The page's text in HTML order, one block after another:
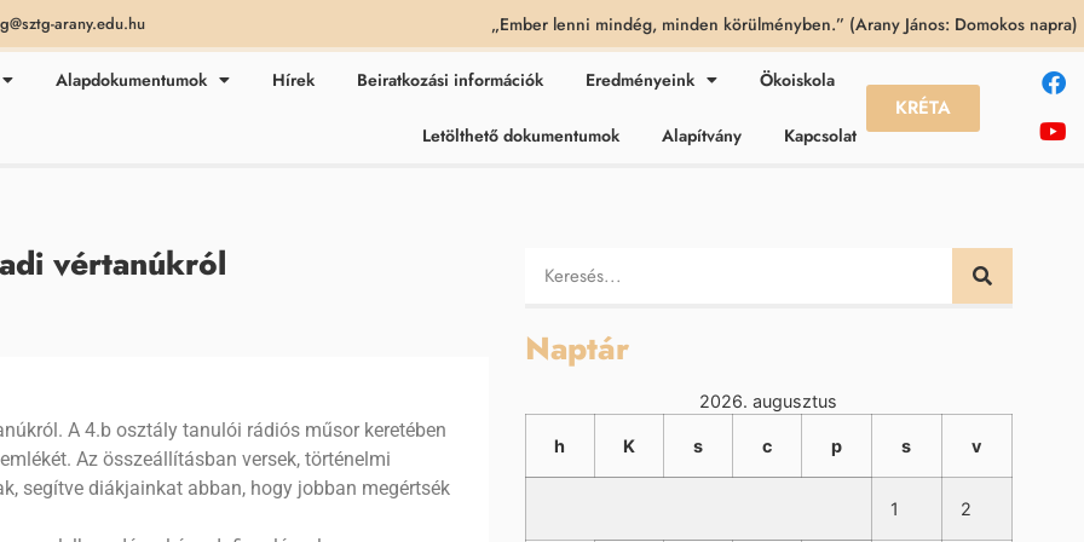
arany.edu.hu „Ember lenni mindég, minden körülményben.” (Arany János: Domokos napra)
Alapdokumentumok Hírek Beiratkozási információk Eredményeink Ökoiskola
Letölthető dokumentumok Alapítvány Kapcsolat
KRÉTA
vértanúkról
A 4.b osztály tanulói rádiós műsor keretében
Az összeállításban versek, történelmi
segítve diákjainkat abban, hogy jobban megértsék
Naptár
2026. augusztus
h K s c p s v
1 2